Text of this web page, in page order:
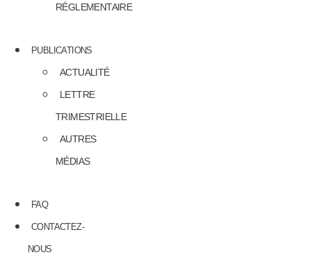
RÉGLEMENTAIRE
PUBLICATIONS
ACTUALITÉ
LETTRE
TRIMESTRIELLE
AUTRES
MÉDIAS
FAQ
CONTACTEZ-
NOUS